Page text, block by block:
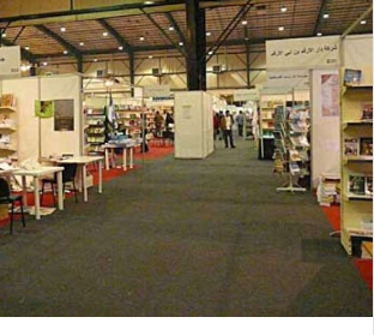
إلكترونيا